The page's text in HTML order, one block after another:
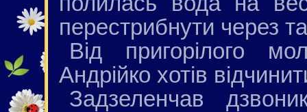
перестрибнути через
Від пригорілого
Андрійко хотів
Задзеленчав